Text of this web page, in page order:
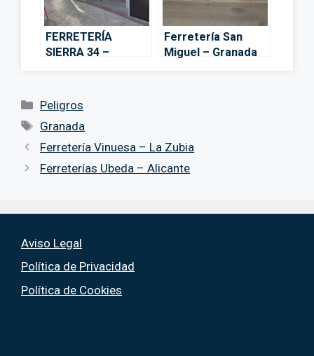
FERRETERÍA
SIERRA 34 –
Ferretería San
Miguel – Granada
Categorías
Peligros
Etiquetas
Granada
Ferretería Vinuesa – La Zubia
Ferreterías Ubeda – Alicante
Aviso Legal
Política de Privacidad
Política de Cookies